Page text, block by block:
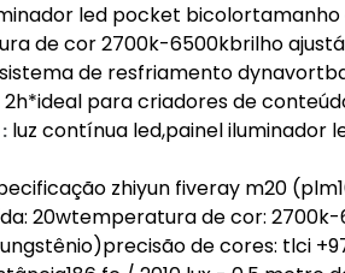
led pocket
de cor 2700k-6500kbrilho
de resfriamento
para criadores de
luz contínua led,painel iluminador
zhiyun fiveray m20
20wtemperatura de cor:
de cores: tlci